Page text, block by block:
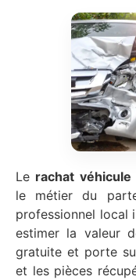
Le rachat véhicule
le métier du
professionnel local
estimer la valeur
gratuite et porte
et les pièces